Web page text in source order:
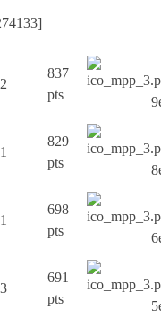
837
pts
829
pts
698
pts
691
pts